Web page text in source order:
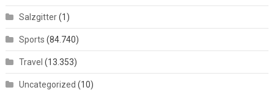
Salzgitter(1)
Sports (84.740)
Travel (13.353)
Uncategorized (10)